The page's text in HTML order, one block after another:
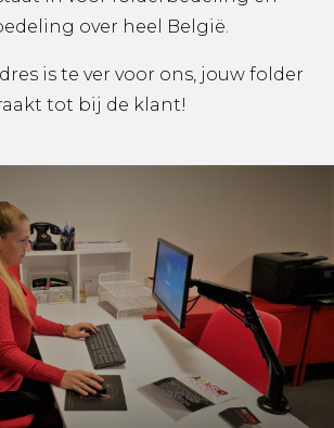
over heel België.
is te ver voor ons, jouw folder
tot bij de klant!